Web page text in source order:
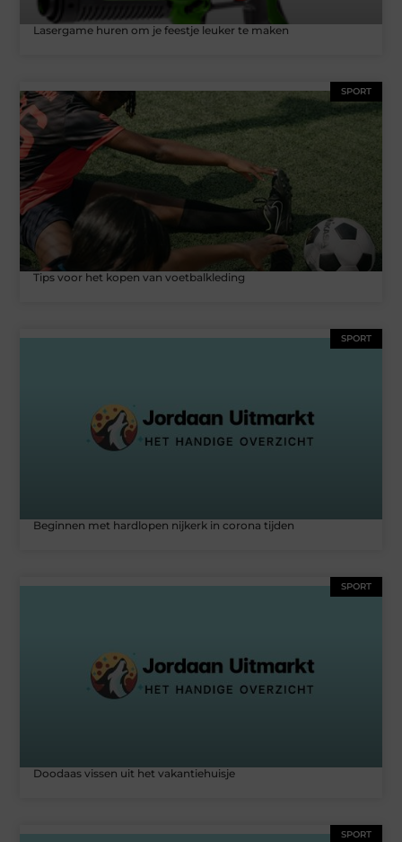
Lasergame huren om je feestje leuker te maken
SPORT
Tips voor het kopen van voetbalkleding
SPORT
Beginnen met hardlopen nijkerk in corona tijden
SPORT
Doodaas vissen uit het vakantiehuisje
SPORT